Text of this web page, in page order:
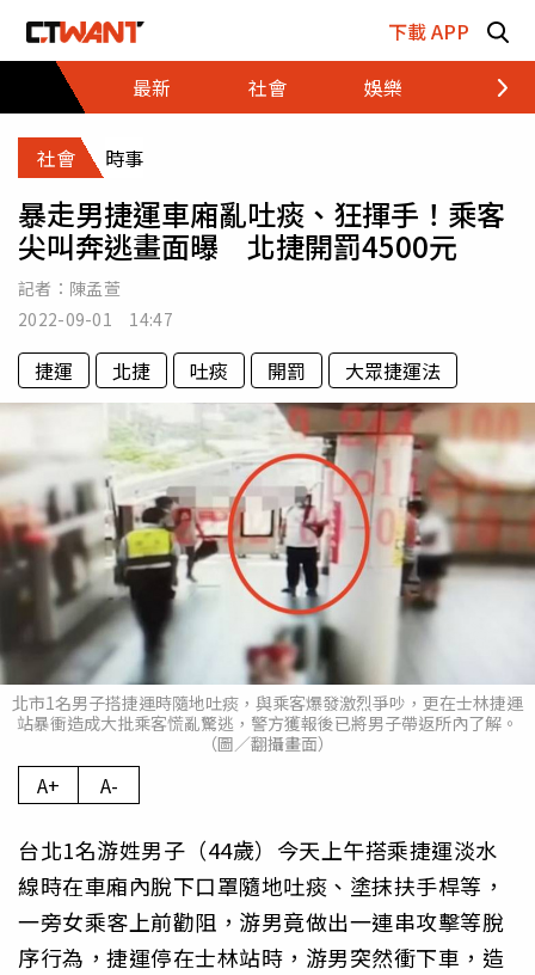
下載 APP
最新
社會 娛樂 財經
社會 時事
暴走男捷運車廂亂吐痰、狂揮手！乘客
尖叫奔逃畫面曝 北捷開罰4500元
記者： 陳孟萱
2022-09-01 14:47
捷運 北捷 吐痰 開罰 大眾捷運法
北市1名男子搭捷運時隨地吐痰，與乘客爆發激烈爭吵，更在士林捷運
站暴衝造成大批乘客慌亂驚逃，警方獲報後已將男子帶返所內了解。
（圖／翻攝畫面）
A+ A-
台北1名游姓男子（44歲）今天上午搭乘捷運淡水
線時在車廂內脫下口罩隨地吐痰、塗抹扶手桿等，
一旁女乘客上前勸阻，游男竟做出一連串攻擊等脫
序行為，捷運停在士林站時，游男突然衝下車，造